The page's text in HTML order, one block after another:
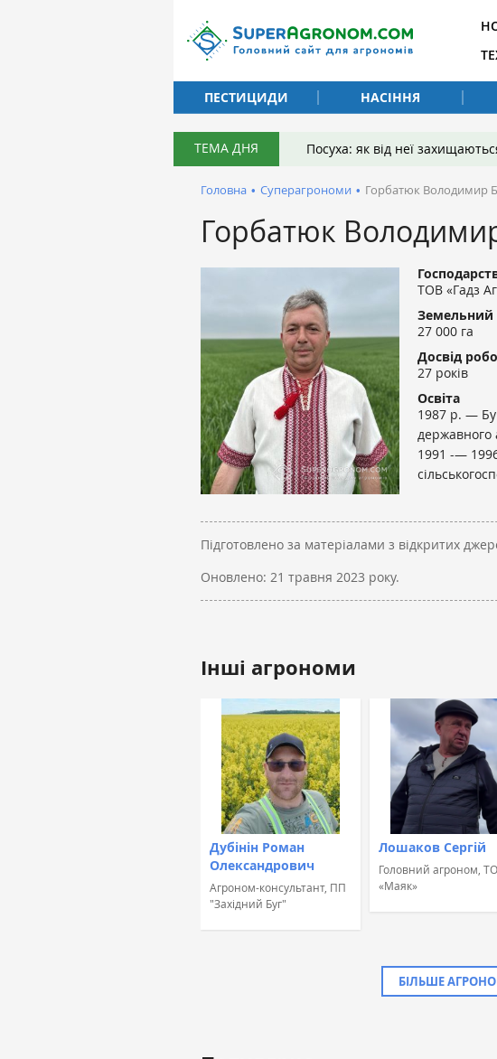
ПЕСТИЦИДИ
НАСІННЯ
ТЕМА ДНЯ Посуха: як від неї
Головна • Суперагрономи • Горбатюк Володимир
Горбатюк
ТОВ «Гадз
Земельний
27 000 га
Досвід
27 років
Освіта
1987 р. —
державного
1991 -—
Підготовлено за матеріалами з відкритих
Оновлено: 21 травня 2023 року.
Інші агрономи
Дубінін Роман
Олександрович
Агроном-консультант, ПП
"Західний Буг"
Лошаков Сергій
Головний агроном,
«Маяк»
БІЛЬШЕ